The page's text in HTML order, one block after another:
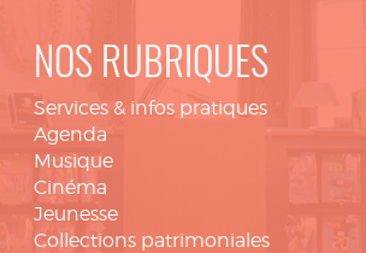
NOS RUBRIQUES
Services & infos pratiques
Agenda
Musique
Cinéma
Jeunesse
Collections patrimoniales